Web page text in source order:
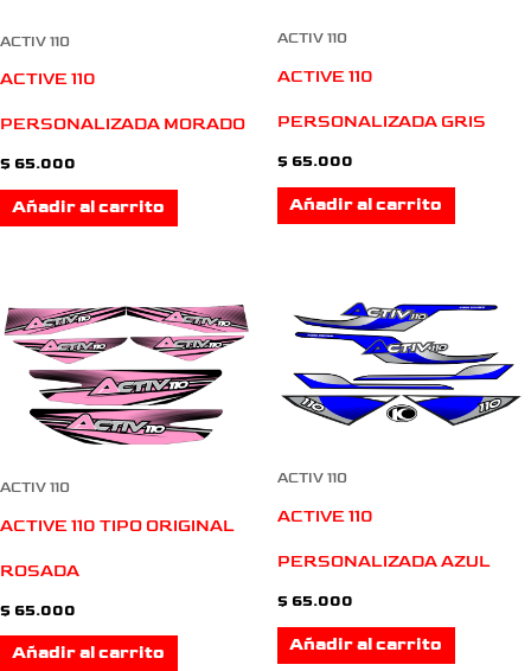
ACTIV 110
ACTIVE 110
PERSONALIZADA MORADO
$ 65.000
Añadir al carrito
ACTIV 110
ACTIVE 110
PERSONALIZADA GRIS
$ 65.000
Añadir al carrito
ACTIV 110
ACTIVE 110 TIPO ORIGINAL
ROSADA
$ 65.000
Añadir al carrito
ACTIV 110
ACTIVE 110
PERSONALIZADA AZUL
$ 65.000
Añadir al carrito